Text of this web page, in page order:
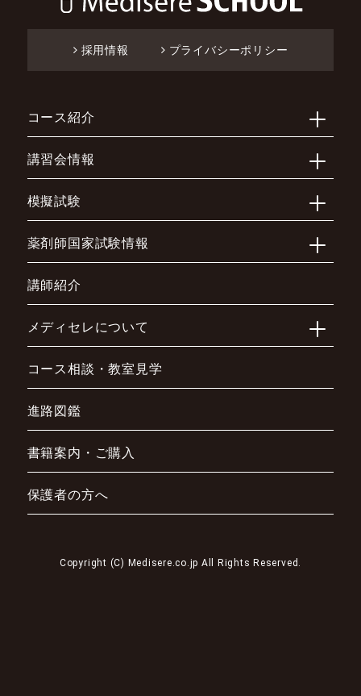
採用情報 プライバシーポリシー
コース紹介
講習会情報
模擬試験
薬剤師国家試験情報
講師紹介
メディセレについて
コース相談・教室見学
進路図鑑
書籍案内・ご購入
保護者の方へ
Copyright (C) Medisere.co.jp All Rights Reserved.